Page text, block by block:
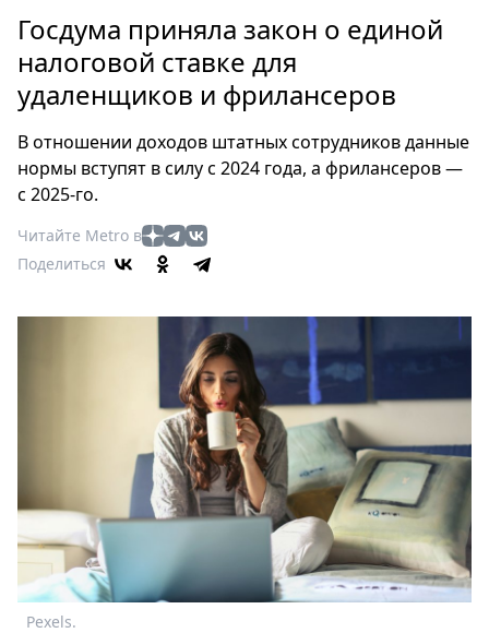
Россия
Мир
Здоровье
Туризм
Мода
Кино
Афиша
Выставки
Metro
Стримы
Спецпроекты
Выборы
2026
Госдума приняла закон о единой
налоговой ставке для
удаленщиков и фрилансеров
В отношении доходов штатных сотрудников данные
нормы вступят в силу с 2024 года, а фрилансеров —
с 2025-го.
Читайте Metro в
Поделиться
Pexels.